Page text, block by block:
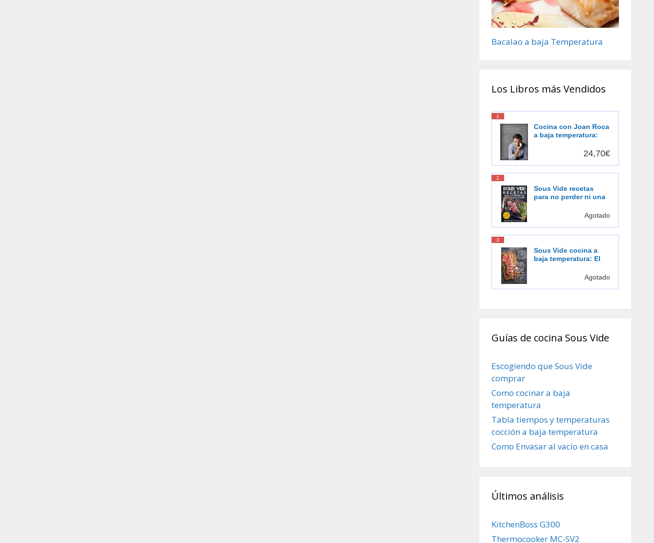
Bacalao a baja Temperatura
Los Libros más Vendidos
1
Cocina con Joan Roca
a baja temperatura:
de cocinar más
saludable [Español]
24,70€
2
Sous Vide recetas
para no perder ni una
placer de cocinar al
Agotado
3
Sous Vide cocina a
baja temperatura: El
Agotado
Guías de cocina Sous Vide
Escogiendo que Sous Vide
comprar
Como cocinar a baja
temperatura
Tabla tiempos y temperaturas
cocción a baja temperatura
Como Envasar al vacío en casa
Últimos análisis
KitchenBoss G300
Thermocooker MC-SV2